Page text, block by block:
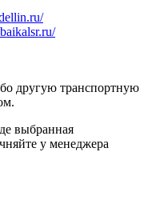
другую транспортную
выбранная
у менеджера